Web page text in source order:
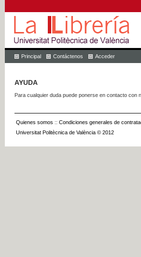
Principal Contáctenos Acceder
AYUDA
Para cualquier duda puede ponerse en contacto
Quienes somos :: Condiciones generales de
Universitat Politècnica de València © 2012